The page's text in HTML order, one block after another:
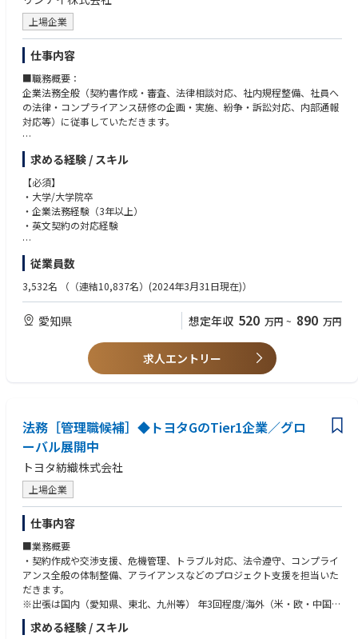
上場企業
仕事内容
■職務概要：
企業法務全般（契約書作成・審査、法律相談対応、社内規程整備、社員へ
の法律・コンプライアンス研修の企画・実施、紛争・訴訟対応、内部通報
対応等）に従事していただきます。
■事業ミッション：
業務のグローバル化が進む中、M&Aやクロスボーダー取引などに伴い複雑
化・高度化する法的リスクに適切に対応し、事業推進を法務面から支える
ことをミッションとしています。
■組織：
全4名（男性2名・女性2名）
求める経験 / スキル
【必須】
・大学/大学院卒
・企業法務経験（3年以上）
・英文契約の対応経験
【歓迎】
・弁護士資格をお持ちの方
・ビジネス実務法務検定をお持ちの方
■求める人物像
・主体性：前提を鵜呑みにせず自ら疑問を持って調べ、事実関係と論点を
整理したうえで、必要な判断ができる。
・コミュニケーション力：相手の立場に配慮し、法的論点をわかりやすく
従業員数
3,532名 （（連結10,837名）(2024年3月31日現在)）
愛知県 想定年収 520 万円 ~ 890 万円
求人エントリー
法務［管理職候補］◆トヨタGのTier1企業／グロ
ーバル展開中
トヨタ紡織株式会社
上場企業
仕事内容
■業務概要
・契約作成や交渉支援、危機管理、トラブル対応、法令遵守、コンプライ
アンス全般の体制整備、アライアンスなどのプロジェクト支援を担当いた
だきます。
※出張は国内（愛知県、東北、九州等） 年3回程度/海外（米・欧・中国・
アジア）も必要に応じ出張
求める経験 / スキル